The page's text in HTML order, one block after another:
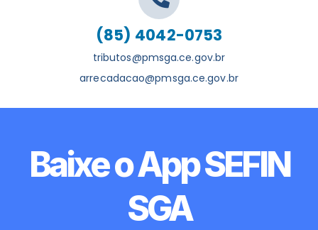
(85) 4042-0753
tributos@pmsga.ce.gov.br
arrecadacao@pmsga.ce.gov.br
Baixe o App SEFIN
SGA